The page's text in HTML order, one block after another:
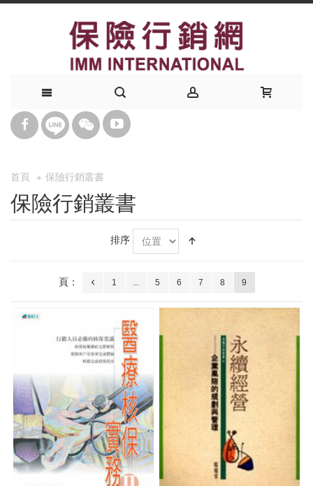
首頁 保險行銷叢書
保險行銷叢書
排序
頁： 1 ... 5 6 7 8 9